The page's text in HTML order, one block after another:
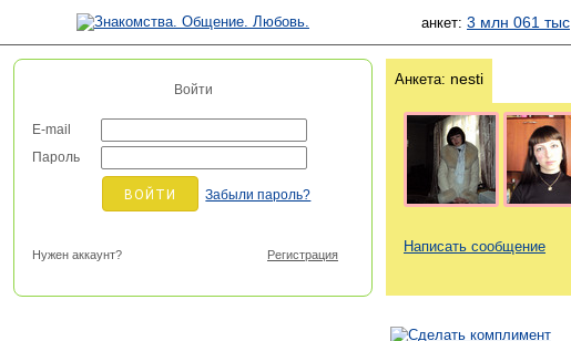
анкет: 3 млн 061 тыс
Войти
E-mail
Пароль
Забыли пароль?
Нужен аккаунт? Регистрация
Анкета: nesti
Написать сообщение